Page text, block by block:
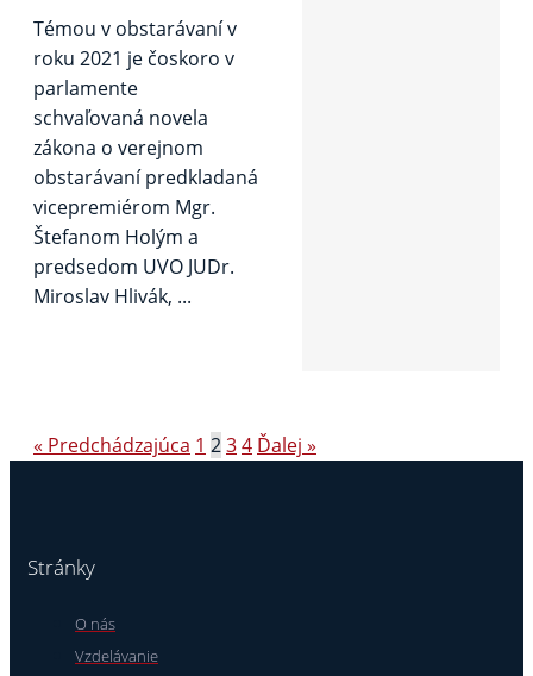
Témou v obstarávaní v
roku 2021 je čoskoro v
parlamente
schvaľovaná novela
zákona o verejnom
obstarávaní predkladaná
vicepremiérom Mgr.
Štefanom Holým a
predsedom UVO JUDr.
Miroslav Hlivák, ...
« Predchádzajúca 1 234 Ďalej »
Stránky
O nás
Vzdelávanie